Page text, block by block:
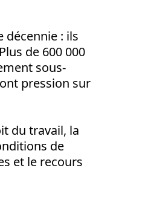
décennie : ils
de 600 000
sous-
pression sur
du travail, la
de
et le recours